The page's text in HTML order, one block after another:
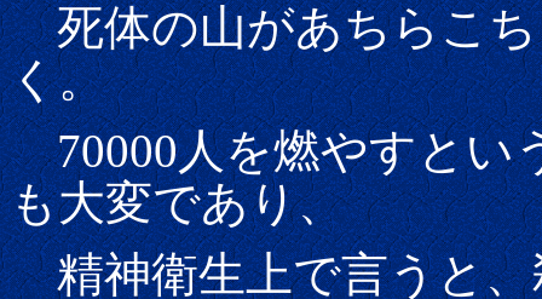
死体の山があちらこち
く。
70000人を燃やすとい
も大変であり、
精神衛生上で言うと、